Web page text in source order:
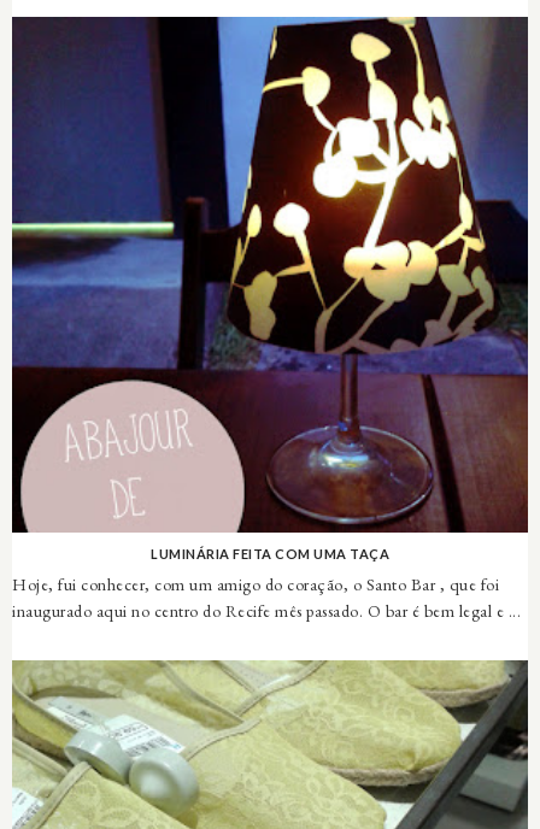
LUMINÁRIA FEITA COM UMA TAÇA
Hoje, fui conhecer, com um amigo do coração, o Santo Bar , que foi
inaugurado aqui no centro do Recife mês passado. O bar é bem legal e ...